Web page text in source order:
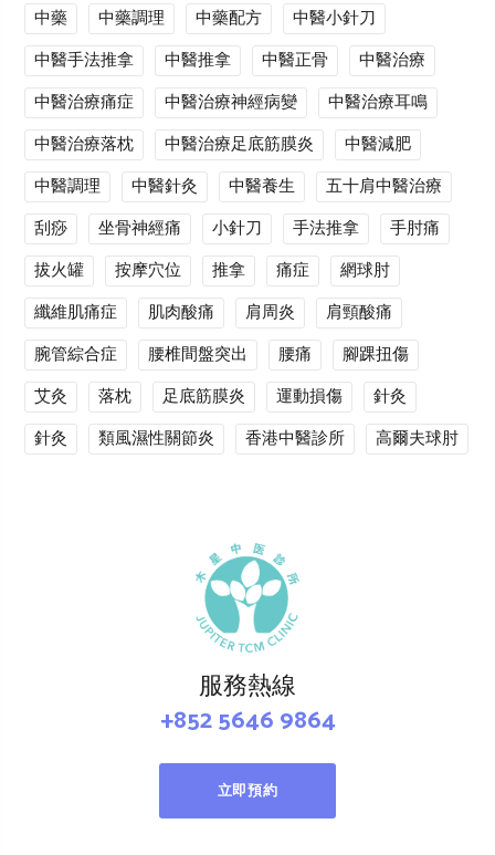
中藥 中藥調理 中藥配方
中醫小針刀
中醫手法推拿
中醫推拿 中醫正骨
中醫治療
中醫治療痛症
中醫治療神經病變
中醫治療耳鳴
中醫治療落枕
中醫治療足底筋膜炎
中醫減肥
中醫調理
中醫針灸 中醫養生
五十肩中醫治療
刮痧
坐骨神經痛 小針刀 手法推拿
手肘痛
拔火罐
按摩穴位 推拿 痛症
網球肘
纖維肌痛症
肌肉酸痛 肩周炎
肩頸酸痛
腕管綜合症
腰椎間盤突出 腰痛
腳踝扭傷
艾灸
落枕 足底筋膜炎 運動損傷
針灸
針灸
類風濕性關節炎 香港中醫診所 高爾夫球肘
服務熱線
+852 5646 9864
立即預約